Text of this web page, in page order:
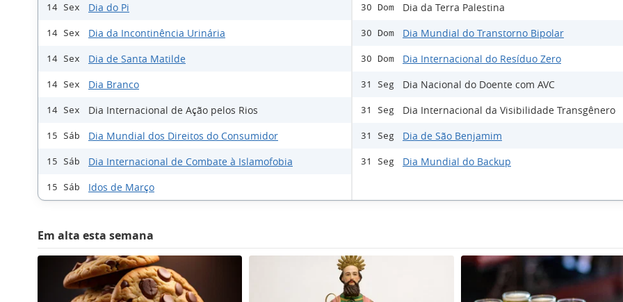
14 Sex Dia do Pi
14 Sex Dia da Incontinência Urinária
14 Sex Dia de Santa Matilde
14 Sex Dia Branco
14 Sex Dia Internacional de Ação pelos Rios
15 Sáb Dia Mundial dos Direitos do Consumidor
15 Sáb Dia Internacional de Combate à Islamofobia
15 Sáb Idos de Março
30 Dom Dia da Terra Palestina
30 Dom Dia Mundial do Transtorno Bipolar
30 Dom Dia Internacional do Resíduo Zero
31 Seg Dia Nacional do Doente com AVC
31 Seg Dia Internacional da Visibilidade Transgênero
31 Seg Dia de São Benjamim
31 Seg Dia Mundial do Backup
Em alta esta semana